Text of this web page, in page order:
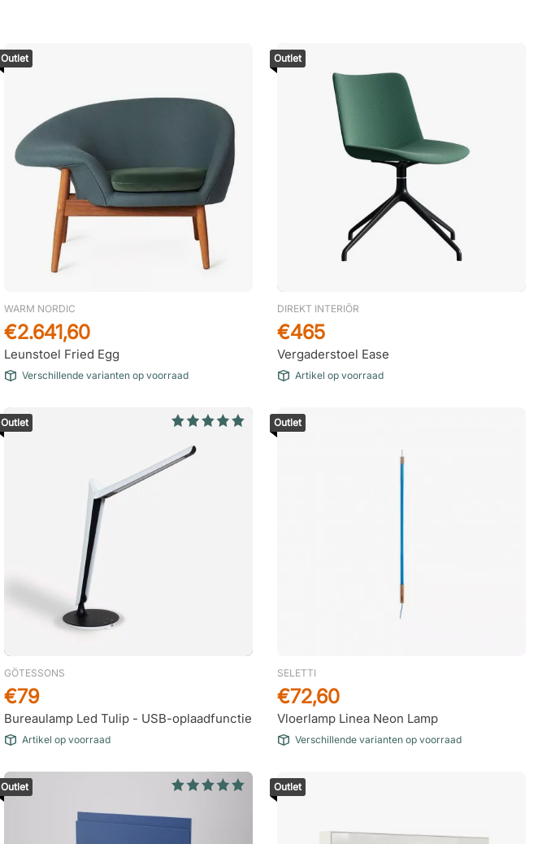
Outlet
WARM NORDIC
Leunstoel Fried Egg
€2.641,60
Verschillende varianten op voorraad
Outlet
DIREKT INTERIÖR
Vergaderstoel Ease
€465
Artikel op voorraad
Outlet
GÖTESSONS
Bureaulamp Led Tulip - USB-oplaadfunctie
€79
Artikel op voorraad
Outlet
SELETTI
Vloerlamp Linea Neon Lamp
€72,60
Verschillende varianten op voorraad
Outlet Outlet